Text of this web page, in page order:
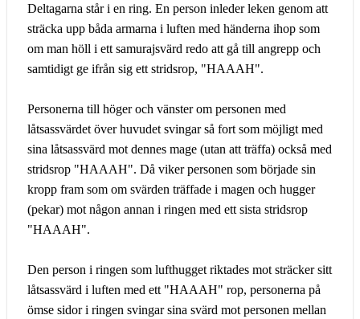
Deltagarna står i en ring. En person inleder leken genom att
sträcka upp båda armarna i luften med händerna ihop som
om man höll i ett samurajsvärd redo att gå till angrepp och
samtidigt ge ifrån sig ett stridsrop, "HAAAH".
Personerna till höger och vänster om personen med
låtsassvärdet över huvudet svingar så fort som möjligt med
sina låtsassvärd mot dennes mage (utan att träffa) också med
stridsrop "HAAAH". Då viker personen som började sin
kropp fram som om svärden träffade i magen och hugger
(pekar) mot någon annan i ringen med ett sista stridsrop
"HAAAH".
Den person i ringen som lufthugget riktades mot sträcker sitt
låtsassvärd i luften med ett "HAAAH" rop, personerna på
ömse sidor i ringen svingar sina svärd mot personen mellan